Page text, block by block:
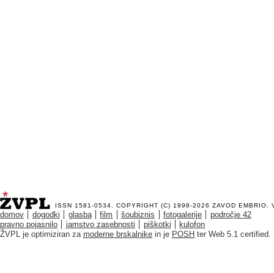
ISSN 1581-0534. COPYRIGHT (C) 1998-2026 ZAVOD EMBRIO .
domov dogodki glasba film šoubiznis fotogalerije
področje 42
pravno pojasnilo
jamstvo zasebnosti piškotki
kulofon
ŽVPL je optimiziran za moderne brskalnike in je POSH ter Web 5.1 certified.